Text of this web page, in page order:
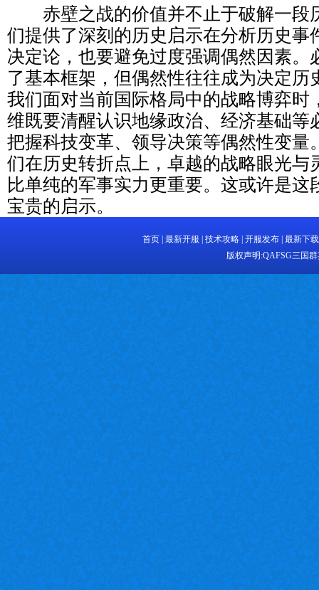
赤壁之战的价值并不止于破解一段
们提供了深刻的历史启示在分析历史事
决定论，也要避免过度强调偶然因素。
了基本框架，但偶然性往往成为决定历
我们面对当前国际格局中的战略博弈时
维既要清醒认识地缘政治、经济基础等
把握科技变革、领导决策等偶然性变量
们在历史转折点上，卓越的战略眼光与
比单纯的军事实力更重要。这或许是这
宝贵的启示。
首页| 最新开服 技术攻略| 开服发布| 最新下载
版权声明:QAFSG三国